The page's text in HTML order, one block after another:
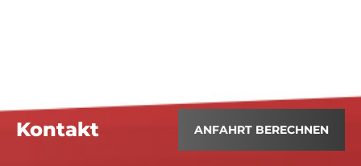
Kontakt ANFAHRT BERECHNEN